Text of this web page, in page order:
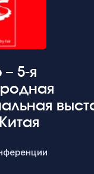
– 5-я